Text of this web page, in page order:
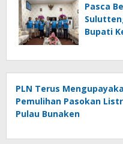
Pasca
Bupati
PLN Terus
Pemulihan Pasokan
Pulau Bunaken